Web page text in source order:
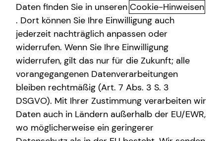
Berate jeden so, wie du selbst beraten
werden möchtest.
Hi, mein Name ist Alexander Gäde.
Über mich
Egal, wo du privat und beruflich gerade stehst: In jeder
Lebensphase stellen sich dir neue Fragen rund um
Vorsorge, Absicherung und Finanzen. Als gelernter
Bankkaufmann biete ich dir eine ganzheitliche und
ungebundene Beratung, die alle Aspekte deiner
Daten finden Sie in unseren Cookie-Hinweisen
. Dort können Sie Ihre Einwilligung auch
jederzeit nachträglich anpassen oder
widerrufen. Wenn Sie Ihre Einwilligung
widerrufen, gilt das nur für die Zukunft; alle
vorangegangenen Datenverarbeitungen
bleiben rechtmäßig (Art. 7 Abs. 3 S. 3
DSGVO). Mit Ihrer Zustimmung verarbeiten wir
Daten auch in Ländern außerhalb der EU/EWR,
wo möglicherweise ein geringerer